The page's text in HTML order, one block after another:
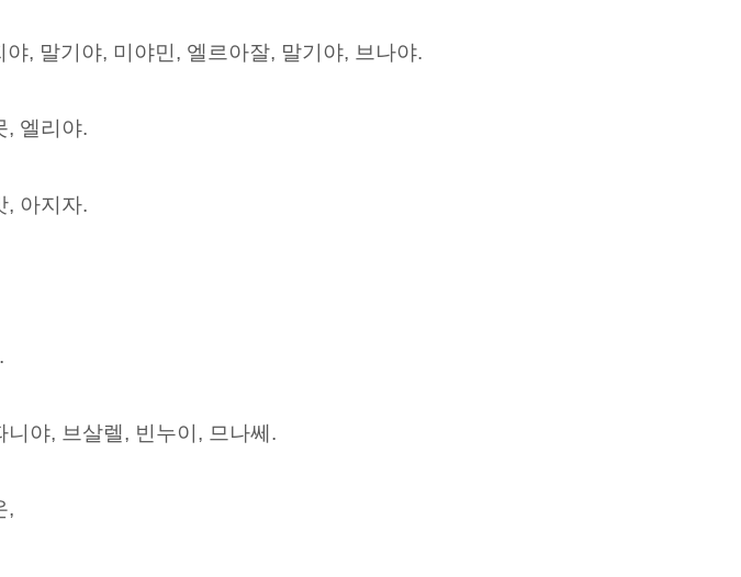
, 말기야, 미야민, 엘르아잘, 말기야, 브나야.
, 엘리야.
, 아지자.
야, 브살렐, 빈누이, 므나쎄.
,